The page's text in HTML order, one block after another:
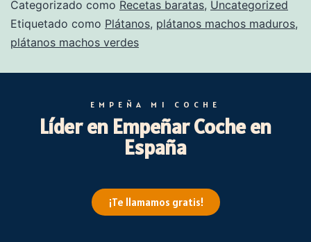
Categorizado como Recetas baratas, Uncategorized
Etiquetado como Plátanos, plátanos machos maduros,
plátanos machos verdes
EMPEÑA MI COCHE
Líder en Empeñar Coche en
España
¡Te llamamos gratis!